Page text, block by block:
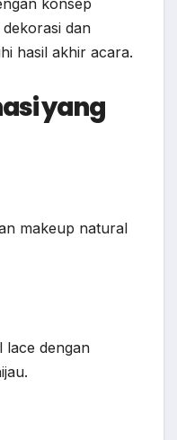
konsep
dan
hasil akhir acara.
yang
makeup natural
lace dengan